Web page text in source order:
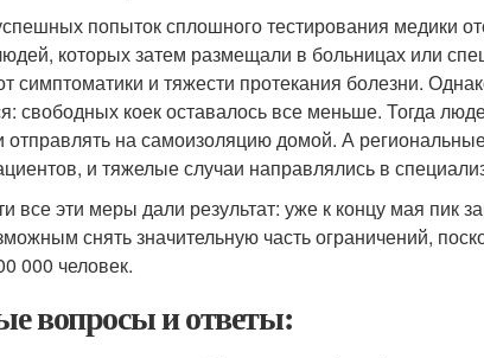
попыток сплошного тестирования медики
которых затем размещали в больницах или
симптоматики и тяжести протекания болезни.
свободных коек оставалось все меньше. Тогда
отправлять на самоизоляцию домой. А
и тяжелые случаи направлялись в
все эти меры дали результат: уже к концу мая пик
снять значительную часть ограничений,
000 человек.
вопросы и ответы: